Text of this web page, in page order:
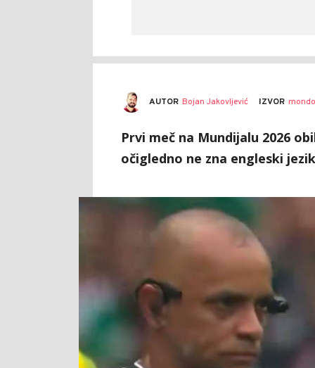
AUTOR Bojan Jakovljević IZVOR
Prvi meč na Mundijalu 2026
očigledno ne zna engleski